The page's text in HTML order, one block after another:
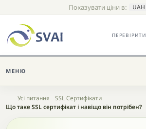
Показувати ціни в: UAH
ПЕРЕВІРИТИ
МЕНЮ
Головна
Усі питання
SSL Сертифікати
Що таке SSL сертифікат і навіщо він потрібен?